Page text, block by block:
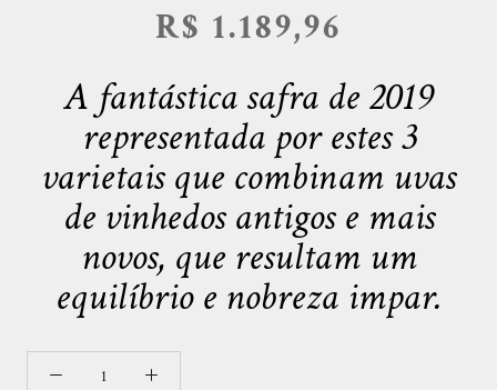
R$ 1.189,96
A fantástica safra de 2019
representada por estes 3
varietais que combinam uvas
de vinhedos antigos e mais
novos, que resultam um
equilíbrio e nobreza impar.